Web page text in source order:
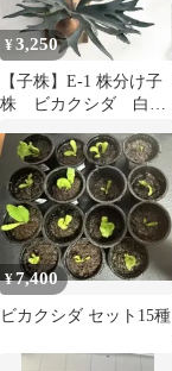
¥3,250
【子株】E-1 株分け子
株 ビカクシダ 白ビ
¥7,400
ビカクシダ セット15種